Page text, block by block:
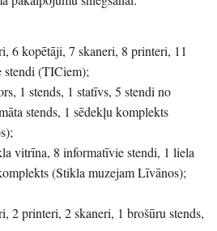
7 skaneri, 8 printeri, 11
stendi (TICiem);
stends, 1 statīvs, 5 stendi no
stends, 1 sēdekļu komplekts
8 informatīvie stendi, 1 liela
(Stikla muzejam Līvānos);
2 skaneri, 1 brošūru stends,